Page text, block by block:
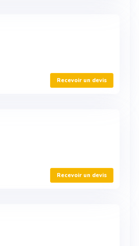
Recevoir un devis
Recevoir un devis